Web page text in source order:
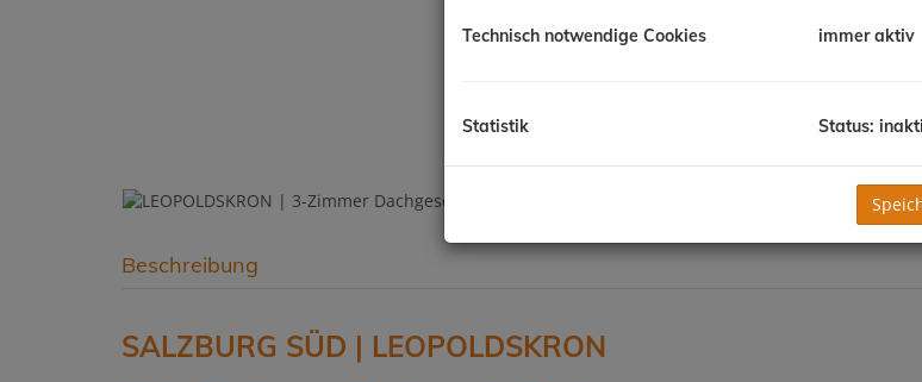
Beschreibung
SALZBURG SÜD | LEOPOLDSKRON
Technisch notwendige Cookies immer aktiv
Statistik Status: